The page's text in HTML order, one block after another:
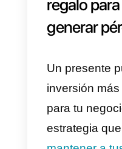
16)
tienda
crearla
17)
crear un